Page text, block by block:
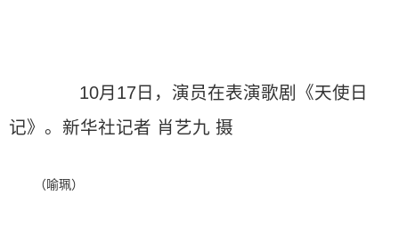
10月17日，演员在表演歌剧《天使日
记》。新华社记者 肖艺九 摄
（喻珮）